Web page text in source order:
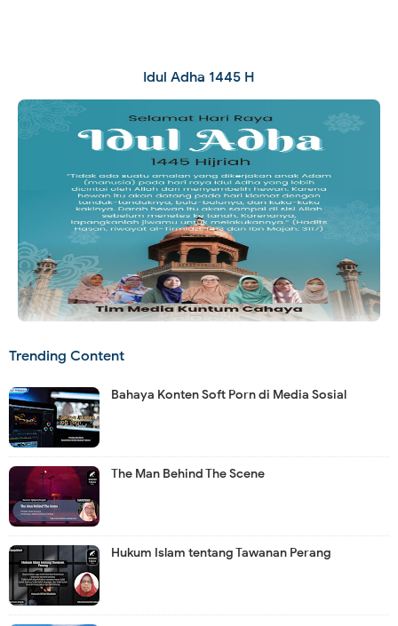
Idul Adha 1445 H
Trending Content
Bahaya Konten Soft Porn di Media Sosial
The Man Behind The Scene
Hukum Islam tentang Tawanan Perang